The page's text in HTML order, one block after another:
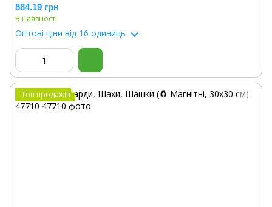
884.19 грн
В наявності
Оптові ціни від 16 одиниць
Топ продажів